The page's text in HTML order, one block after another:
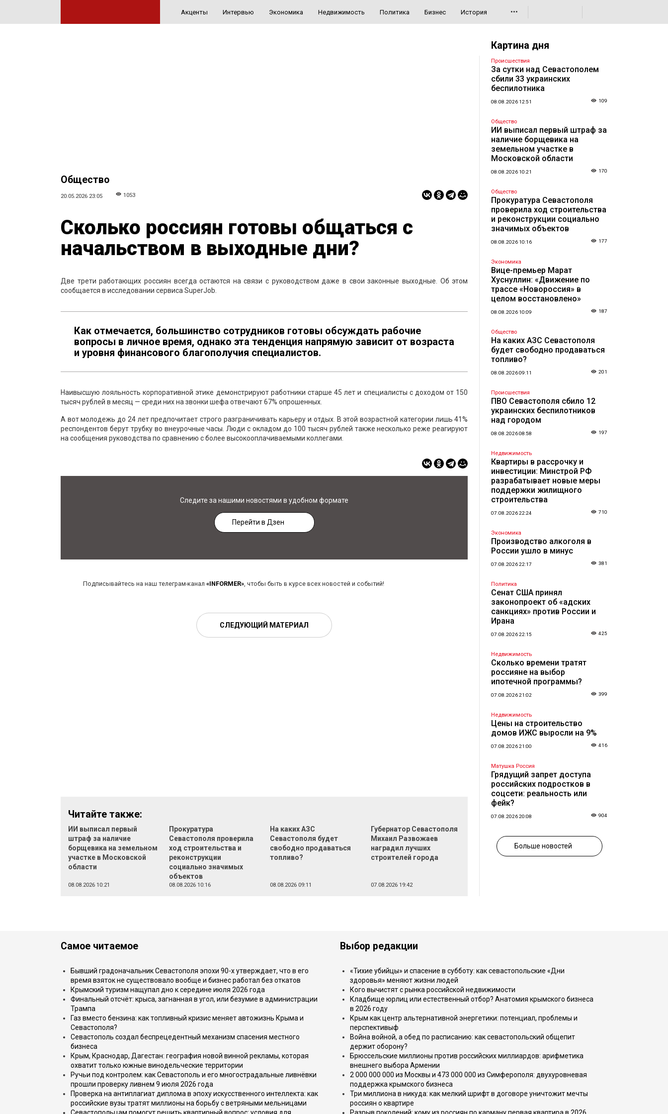
Акценты Интервью Экономика Недвижимость Политика Бизнес История •••
Общество
20.05.2026 23:05 1053
Сколько россиян готовы общаться с
начальством в выходные дни?
Две трети работающих россиян всегда остаются на связи с руководством даже в свои законные выходные. Об этом
сообщается в исследовании сервиса SuperJob.
Как отмечается, большинство сотрудников готовы обсуждать рабочие
вопросы в личное время, однако эта тенденция напрямую зависит от возраста
и уровня финансового благополучия специалистов.
Наивысшую лояльность корпоративной этике демонстрируют работники старше 45 лет и специалисты с доходом от 150
тысяч рублей в месяц — среди них на звонки шефа отвечают 67% опрошенных.
А вот молодежь до 24 лет предпочитает строго разграничивать карьеру и отдых. В этой возрастной категории лишь 41%
респондентов берут трубку во внеурочные часы. Люди с окладом до 100 тысяч рублей также несколько реже реагируют
на сообщения руководства по сравнению с более высокооплачиваемыми коллегами.
Следите за нашими новостями в удобном формате
Перейти в Дзен
Подписывайтесь на наш телеграм-канал «INFORMER», чтобы быть в курсе всех новостей и событий!
СЛЕДУЮЩИЙ МАТЕРИАЛ
Читайте также:
ИИ выписал первый
штраф за наличие
борщевика на земельном
участке в Московской
области
08.08.2026 10:21
Прокуратура
Севастополя проверила
ход строительства и
реконструкции
социально значимых
объектов
08.08.2026 10:16
На каких АЗС
Севастополя будет
свободно продаваться
топливо?
08.08.2026 09:11
Губернатор Севастополя
Михаил Развожаев
наградил лучших
строителей города
07.08.2026 19:42
Картина дня
Происшествия
За сутки над Севастополем
сбили 33 украинских
беспилотника
08.08.2026 12:51 109
Общество
ИИ выписал первый штраф за
наличие борщевика на
земельном участке в
Московской области
08.08.2026 10:21 170
Общество
Прокуратура Севастополя
проверила ход строительства
и реконструкции социально
значимых объектов
08.08.2026 10:16 177
Экономика
Вице-премьер Марат
Хуснуллин: «Движение по
трассе «Новороссия» в
целом восстановлено»
08.08.2026 10:09 187
Общество
На каких АЗС Севастополя
будет свободно продаваться
топливо?
08.08.2026 09:11 201
Происшествия
ПВО Севастополя сбило 12
украинских беспилотников
над городом
08.08.2026 08:58 197
Недвижимость
Квартиры в рассрочку и
инвестиции: Минстрой РФ
разрабатывает новые меры
поддержки жилищного
строительства
07.08.2026 22:24 710
Экономика
Производство алкоголя в
России ушло в минус
07.08.2026 22:17 381
Политика
Сенат США принял
законопроект об «адских
санкциях» против России и
Ирана
07.08.2026 22:15 425
Недвижимость
Сколько времени тратят
россияне на выбор
ипотечной программы?
07.08.2026 21:02 399
Недвижимость
Цены на строительство
домов ИЖС выросли на 9%
07.08.2026 21:00 416
Матушка Россия
Грядущий запрет доступа
российских подростков в
соцсети: реальность или
фейк?
07.08.2026 20:08 904
Больше новостей
Самое читаемое
Бывший градоначальник Севастополя эпохи 90-х утверждает, что в его
время взяток не существовало вообще и бизнес работал без откатов
Крымский туризм нащупал дно к середине июля 2026 года
Финальный отсчёт: крыса, загнанная в угол, или безумие в администрации
Трампа
Газ вместо бензина: как топливный кризис меняет автожизнь Крыма и
Севастополя?
Севастополь создал беспрецедентный механизм спасения местного
бизнеса
Крым, Краснодар, Дагестан: география новой винной рекламы, которая
охватит только южные винодельческие территории
Ручьи под контролем: как Севастополь и его многострадальные ливнёвки
прошли проверку ливнем 9 июля 2026 года
Проверка на антиплагиат диплома в эпоху искусственного интеллекта: как
российские вузы тратят миллионы на борьбу с ветряными мельницами
Выбор редакции
«Тихие убийцы» и спасение в субботу: как севастопольские «Дни
здоровья» меняют жизни людей
Кого вычистят с рынка российской недвижимости
Кладбище юрлиц или естественный отбор? Анатомия крымского бизнеса
в 2026 году
Крым как центр альтернативной энергетики: потенциал, проблемы и
перспективыф
Война войной, а обед по расписанию: как севастопольский общепит
держит оборону?
Брюссельские миллионы против российских миллиардов: арифметика
внешнего выбора Армении
2 000 000 000 из Москвы и 473 000 000 из Симферополя: двухуровневая
поддержка крымского бизнеса
Три миллиона в никуда: как мелкий шрифт в договоре уничтожит мечты
россиян о квартире